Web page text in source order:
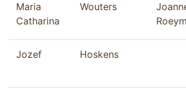
Maria
Catharina
Wouters
Jozef Hoskens